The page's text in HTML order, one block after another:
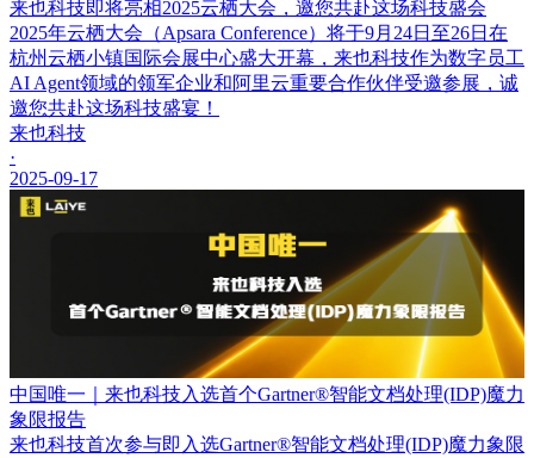
来也科技即将亮相2025云栖大会，邀您共赴这场科技盛会
2025年云栖大会（Apsara Conference）将于9月24日至26日在
杭州云栖小镇国际会展中心盛大开幕，来也科技作为数字员工
AI Agent领域的领军企业和阿里云重要合作伙伴受邀参展，诚
邀您共赴这场科技盛宴！
来也科技
·
2025-09-17
中国唯一｜来也科技入选首个Gartner®智能文档处理(IDP)魔力
象限报告
来也科技首次参与即入选Gartner®智能文档处理(IDP)魔力象限